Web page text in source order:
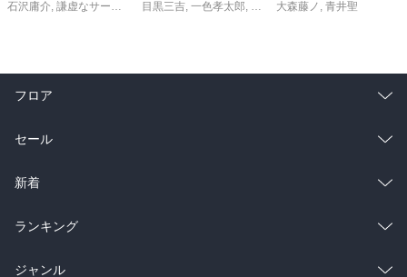
石沢庸介, 謙虚なサークル メル。
目黒三吉, 一色孝太郎, Parum大森藤ノ , 青井聖
フロア
総合
ラノベ
雑誌・グラビア
BL・TL
セール
総合
ラノベ
雑誌・グラビア
新着
総合
ラノベ
ランキング
総合
ジャンル